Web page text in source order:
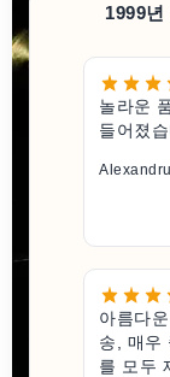
1999
놀라운
들어졌
아름다
송, 매우
를 모두